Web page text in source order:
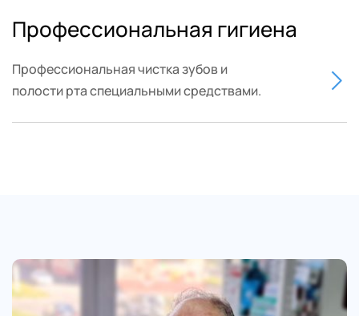
Профессиональная гигиена
Профессиональная чистка зубов и
полости рта специальными средствами.